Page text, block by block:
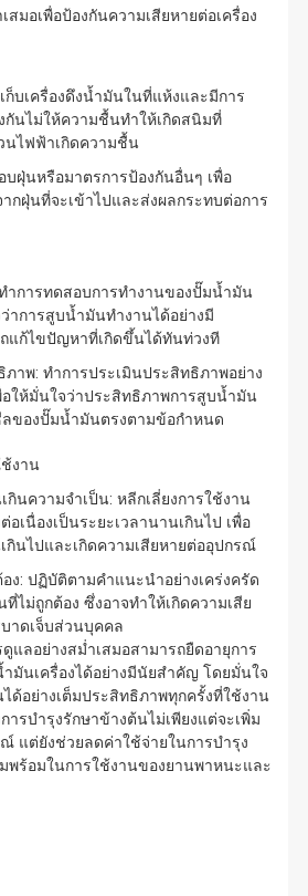
สมอเพื่อป้องกันความเสียหายต่อเครื่อง
บเครื่องดึงน้ำมันในที่แห้งและมีการ
กันไม่ให้ความชื้นทำให้เกิดสนิมที่
ไฟฟ้าเกิดความชื้น
ฝุ่นหรือมาตรการป้องกันอื่นๆ เพื่อ
กฝุ่นที่จะเข้าไปและส่งผลกระทบต่อการ
ำการทดสอบการทำงานของปั๊มน้ำมัน
าการสูบน้ำมันทำงานได้อย่างมี
แก้ไขปัญหาที่เกิดขึ้นได้ทันท่วงที
าพ: ทำการประเมินประสิทธิภาพอย่าง
อให้มั่นใจว่าประสิทธิภาพการสูบน้ำมัน
ของปั๊มน้ำมันตรงตามข้อกำหนด
ช้งาน
กินความจำเป็น: หลีกเลี่ยงการใช้งาน
อเนื่องเป็นระยะเวลานานเกินไป เพื่อ
กินไปและเกิดความเสียหายต่ออุปกรณ์
ง: ปฏิบัติตามคำแนะนำอย่างเคร่งครัด
ที่ไม่ถูกต้อง ซึ่งอาจทำให้เกิดความเสีย
าดเจ็บส่วนบุคคล
แลอย่างสม่ำเสมอสามารถยืดอายุการ
มันเครื่องได้อย่างมีนัยสำคัญ โดยมั่นใจ
ด้อย่างเต็มประสิทธิภาพทุกครั้งที่ใช้งาน
รบำรุงรักษาข้างต้นไม่เพียงแต่จะเพิ่ม
แต่ยังช่วยลดค่าใช้จ่ายในการบำรุง
พร้อมในการใช้งานของยานพาหนะและ